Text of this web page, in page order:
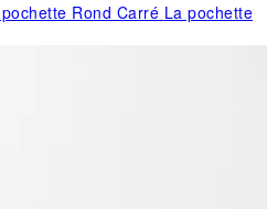
La pochette